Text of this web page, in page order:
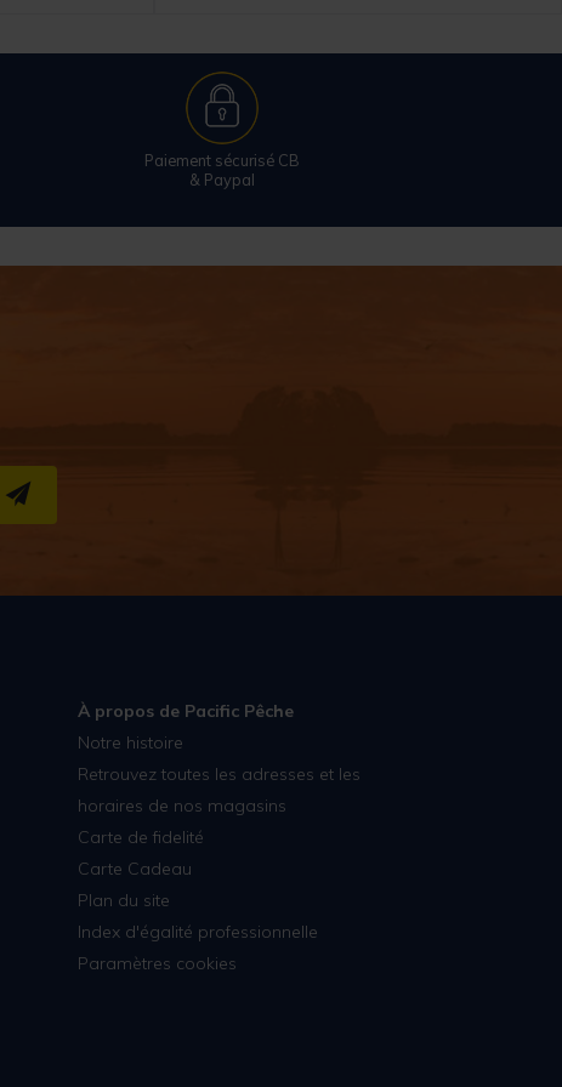
Paiement sécurisé CB
& Paypal
S''INSCRIRE
À propos de Pacific Pêche
Notre histoire
Retrouvez toutes les adresses et les
horaires de nos magasins
Carte de fidelité
Carte Cadeau
Plan du site
Index d'égalité professionnelle
Paramètres cookies